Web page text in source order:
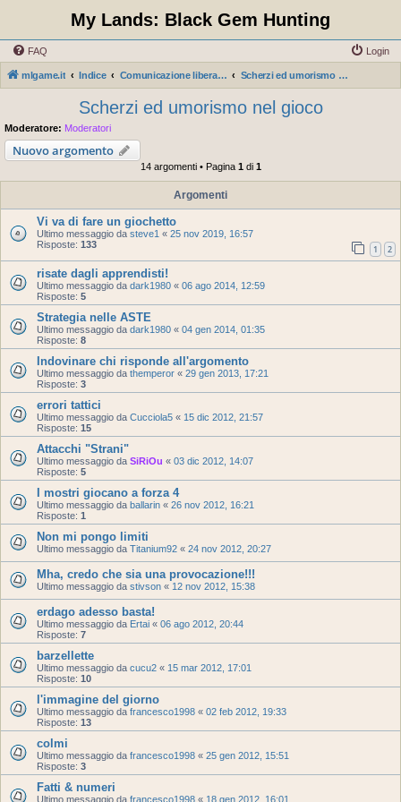
My Lands: Black Gem Hunting
FAQ Login
mlgame.it Indice Comunicazione libera dalla moderazione Scherzi ed umorismo nel gioco
Scherzi ed umorismo nel gioco
Moderatore: Moderatori
Nuovo argomento
14 argomenti • Pagina 1di 1
Argomenti
Vi va di fare un giochetto
Ultimo messaggio da steve1 « 25 nov 2019, 16:57
Risposte: 133 1 2
risate dagli apprendisti!
Ultimo messaggio da dark1980 « 06 ago 2014, 12:59
Risposte: 5
Strategia nelle ASTE
Ultimo messaggio da dark1980 « 04 gen 2014, 01:35
Risposte: 8
Indovinare chi risponde all'argomento
Ultimo messaggio da themperor « 29 gen 2013, 17:21
Risposte: 3
errori tattici
Ultimo messaggio da Cucciola5 « 15 dic 2012, 21:57
Risposte: 15
Attacchi "Strani"
Ultimo messaggio da SiRiOu « 03 dic 2012, 14:07
Risposte: 5
I mostri giocano a forza 4
Ultimo messaggio da ballarin « 26 nov 2012, 16:21
Risposte: 1
Non mi pongo limiti
Ultimo messaggio da Titanium92 « 24 nov 2012, 20:27
Mha, credo che sia una provocazione!!!
Ultimo messaggio da stivson « 12 nov 2012, 15:38
erdago adesso basta!
Ultimo messaggio da Ertai « 06 ago 2012, 20:44
Risposte: 7
barzellette
Ultimo messaggio da cucu2 « 15 mar 2012, 17:01
Risposte: 10
l'immagine del giorno
Ultimo messaggio da francesco1998 « 02 feb 2012, 19:33
Risposte: 13
colmi
Ultimo messaggio da francesco1998 « 25 gen 2012, 15:51
Risposte: 3
Fatti & numeri
Ultimo messaggio da francesco1998 « 18 gen 2012, 16:01